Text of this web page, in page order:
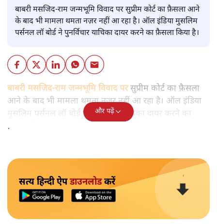
बाबरी मसजिद-राम जन्मभूमि विवाद पर सुप्रीम कोर्ट का फ़ैसला आने
के बाद भी मामला थमता नज़र नहीं आ रहा है। ऑल इंडिया मुसलिम
पर्सनल लॉ बोर्ड ने पुनर्विचार याचिका दायर करने का फ़ैसला किया है।
बाबरी मसजिद-राम जन्मभूमि विवाद परसुप्रीम कोर्ट का फ़ैसला
आने के बाद भी मामला थमता नज़र नहीं आ रहा है। ऑल इंडिया
मुसलिम पर्सनल लॉ बोर्ड ने पुनर्विचार याचिका दायर करने का
फ़ैसला किया है।
और पढ़ें
सत्य हिन्दी ऐपडाउनलोडकरें